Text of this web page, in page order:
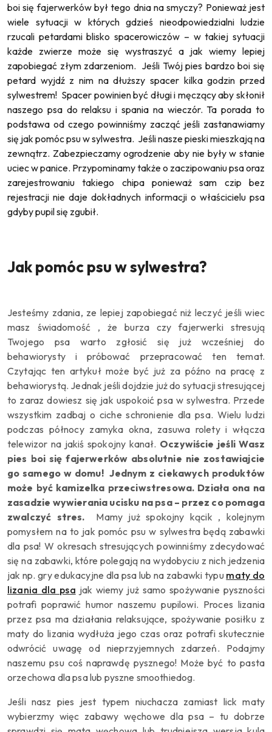
boi się fajerwerków był tego dnia na smyczy? Ponieważ jest
wiele sytuacji w których gdzieś nieodpowiedzialni ludzie
rzucali petardami blisko spacerowiczów – w takiej sytuacji
każde zwierze może się wystraszyć a jak wiemy lepiej
zapobiegać złym zdarzeniom. Jeśli Twój pies bardzo boi się
petard wyjdź z nim na dłuższy spacer kilka godzin przed
sylwestrem! Spacer powinien być długi i męczący aby skłonił
naszego psa do relaksu i spania na wieczór. Ta porada to
podstawa od czego powinniśmy zacząć jeśli zastanawiamy
się jak pomóc psu w sylwestra. Jeśli nasze pieski mieszkają na
zewnątrz. Zabezpieczamy ogrodzenie aby nie były w stanie
uciec w panice. Przypominamy także o zaczipowaniu psa oraz
zarejestrowaniu takiego chipa ponieważ sam czip bez
rejestracji nie daje dokładnych informacji o właścicielu psa
gdyby pupil się zgubił.
Jak pomóc psu w sylwestra?
Jesteśmy zdania, ze lepiej zapobiegać niż leczyć jeśli wiec
masz świadomość , że burza czy fajerwerki stresują
Twojego psa warto zgłosić się już wcześniej do
behawiorysty i próbować przepracować ten temat.
Czytając ten artykuł może być już za późno na pracę z
behawiorystą. Jednak jeśli dojdzie już do sytuacji stresującej
to zaraz dowiesz się jak uspokoić psa w sylwestra. Przede
wszystkim zadbaj o ciche schronienie dla psa. Wielu ludzi
podczas północy zamyka okna, zasuwa rolety i włącza
telewizor na jakiś spokojny kanał. Oczywiście jeśli Wasz
pies boi się fajerwerków absolutnie nie zostawiajcie
go samego w domu! Jednym z ciekawych produktów
może być kamizelka przeciwstresowa. Działa ona na
zasadzie wywierania ucisku na psa – przez co pomaga
zwalczyć stres. Mamy już spokojny kącik , kolejnym
pomysłem na to jak pomóc psu w sylwestra będą zabawki
dla psa! W okresach stresujących powinniśmy zdecydować
się na zabawki, które polegają na wydobyciu z nich jedzenia
jak np. gry edukacyjne dla psa lub na zabawki typu maty do
lizania dla psa jak wiemy już samo spożywanie pyszności
potrafi poprawić humor naszemu pupilowi. Proces lizania
przez psa ma działania relaksujące, spożywanie posiłku z
maty do lizania wydłuża jego czas oraz potrafi skutecznie
odwrócić uwagę od nieprzyjemnych zdarzeń. Podajmy
naszemu psu coś naprawdę pysznego! Może być to pasta
orzechowa dla psa lub pyszne smoothiedog.
Jeśli nasz pies jest typem niuchacza zamiast lick maty
wybierzmy więc zabawy węchowe dla psa – tu dobrze